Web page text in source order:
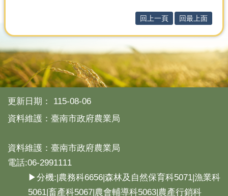
回上一頁 回最上面
更新日期：
115-08-06
資料維護：臺南市政府農業局
資料維護：臺南市政府農業局
電話:06-2991111
▶分機:|農務科6656|森林及自然保育科5071|漁業科
5061|畜產科5067|農會輔導科5063|農產行銷科